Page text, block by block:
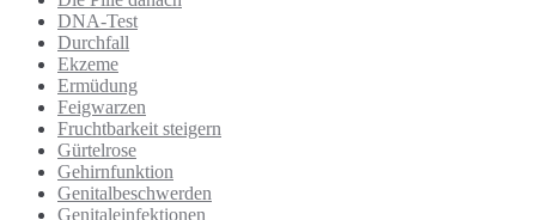
DNA-Test
Durchfall
Ekzeme
Ermüdung
Feigwarzen
Fruchtbarkeit steigern
Gürtelrose
Gehirnfunktion
Genitalbeschwerden
Genitaleinfektionen